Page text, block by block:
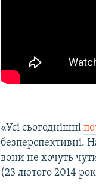
«Усі сьогоднішні
безперспективні.
вони не хочуть
(23 лютого 2014